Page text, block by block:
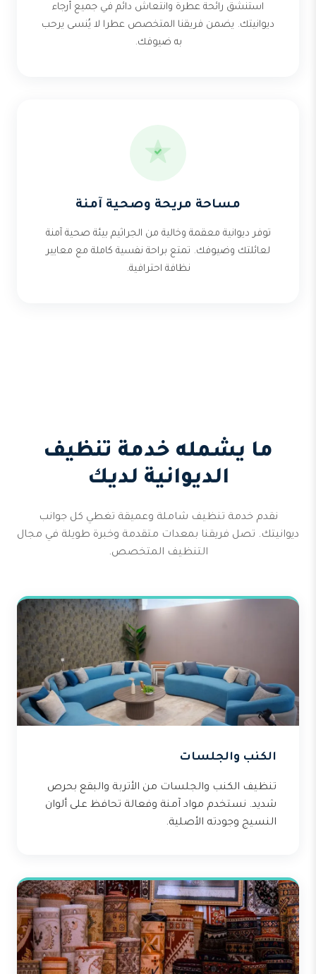
استنشق رائحة عطرة وانتعاش دائم في جميع أرجاء
ديوانيتك. يضمن فريقنا المتخصص عطرا لا يُنسى يرحب
به ضيوفك.
مساحة مريحة وصحية آمنة
توفر ديوانية معقمة وخالية من الجراثيم بيئة صحية آمنة
لعائلتك وضيوفك. تمتع براحة نفسية كاملة مع معايير
نظافة احترافية.
ما يشمله خدمة تنظيف
الديوانية لديك
نقدم خدمة تنظيف شاملة وعميقة تغطي كل جوانب
ديوانيتك. تصل فريقنا بمعدات متقدمة وخبرة طويلة في مجال
التنظيف المتخصص.
الكنب والجلسات
تنظيف الكنب والجلسات من الأتربة والبقع بحرص
شديد. نستخدم مواد آمنة وفعالة تحافظ على ألوان
النسيج وجودته الأصلية.